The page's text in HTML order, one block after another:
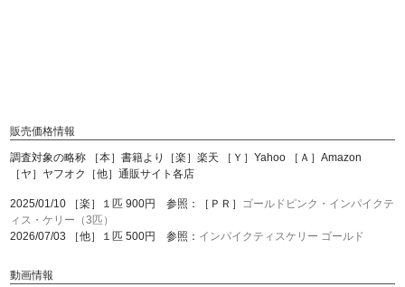
販売価格情報
調査対象の略称 ［本］書籍より［楽］楽天 ［Ｙ］Yahoo ［Ａ］Amazon
［ヤ］ヤフオク［他］通販サイト各店
2025/01/10 ［楽］１匹 900円 参照：［ＰＲ］ ゴールドピンク・インパイクテ
ィス・ケリー（3匹）
2026/07/03 ［他］１匹 500円 参照： インパイクティスケリー ゴールド
動画情報